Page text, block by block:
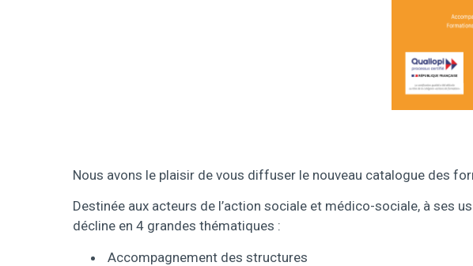
Nous avons le plaisir de vous diffuser le nouveau catalogue des
Destinée aux acteurs de l’action sociale et médico-sociale, à
décline en 4 grandes thématiques :
Accompagnement des structures